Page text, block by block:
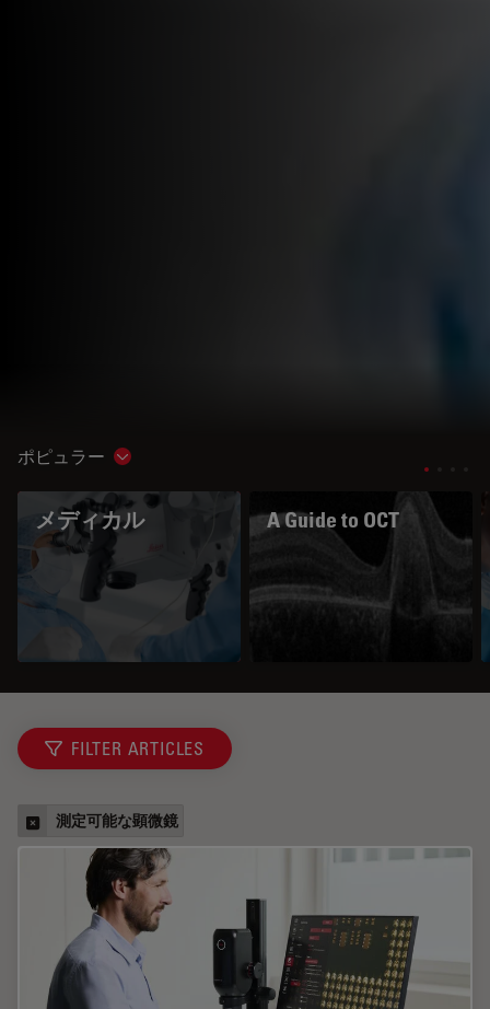
ポピュラー Show subnavigation
メディカル A Guide to OCT
FILTER ARTICLES
測定可能な顕微鏡